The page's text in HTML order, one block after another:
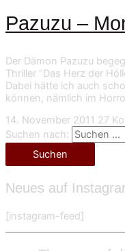
Pazuzu –
Der Dämon Pazuzu
Thriller “Das Herz der
Dabei hätte ich auch
können, nämlich im
14. November 2011 27
Suchen nach:
Neues auf
[instagram-feed]